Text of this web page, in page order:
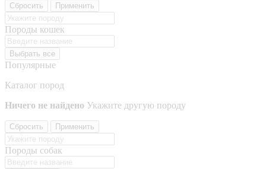
Сбросить Применить
Породы кошек
Выбрать все
Популярные
Каталог пород
Ничего не найдено Укажите другую породу
Сбросить Применить
Породы собак